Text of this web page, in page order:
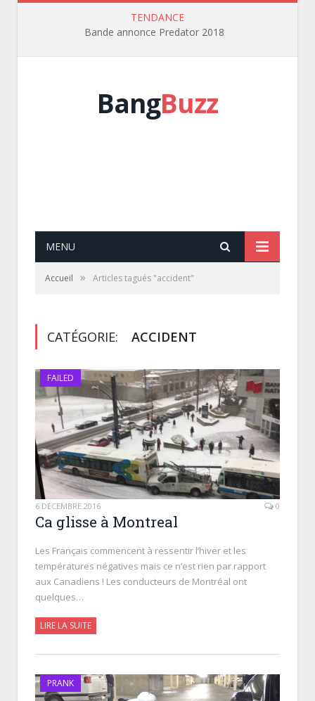
TENDANCE
Bande annonce Predator 2018
BangBuzz
MENU
Accueil » Articles tagués "accident"
CATÉGORIE: ACCIDENT
FAILED
6 DÉCEMBRE 2016 0
Ca glisse à Montreal
Les Français commencent à ressentir l’hiver et les
températures négatives mais ce n’est rien par rapport
aux Canadiens ! Les conducteurs de Montréal ont
quelques…
LIRE LA SUITE
PRANK